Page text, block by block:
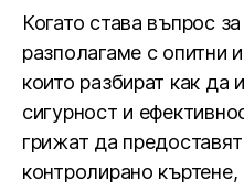
Когато става въпрос за
разполагаме с опитни
които разбират как да
сигурност и
грижат да
контролирано къртене,